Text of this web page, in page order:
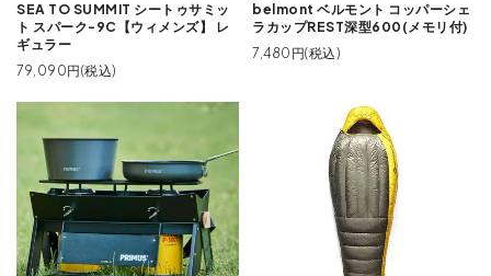
SEA TO SUMMIT シートゥサミッ
ト スパーク-9C【ウィメンズ】 レ
ギュラー
79,090円(税込)
belmont ベルモント コッパーシェ
ラカップREST深型600(メモリ付)
7,480円(税込)